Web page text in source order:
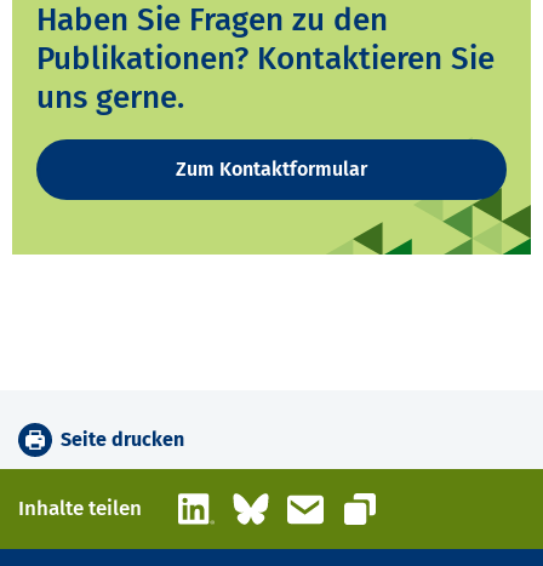
Haben Sie Fragen zu den
Publikationen? Kontaktieren Sie
uns gerne.
Zum Kontaktformular
Seite drucken
Inhalte teilen LinkedInBlueskyE-Mail
Link kopieren